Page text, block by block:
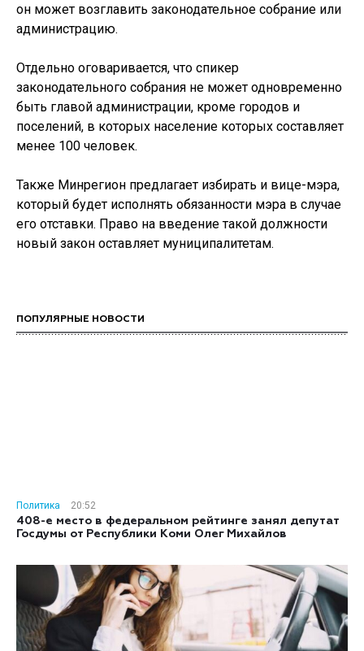
он может возглавить законодательное собрание или
администрацию.
Отдельно оговаривается, что спикер
законодательного собрания не может одновременно
быть главой администрации, кроме городов и
поселений, в которых население которых составляет
менее 100 человек.
Также Минрегион предлагает избирать и вице-мэра,
который будет исполнять обязанности мэра в случае
его отставки. Право на введение такой должности
новый закон оставляет муниципалитетам.
ПОПУЛЯРНЫЕ НОВОСТИ
Политика
20:52
408-е место в федеральном рейтинге занял депутат
Госдумы от Республики Коми Олег Михайлов